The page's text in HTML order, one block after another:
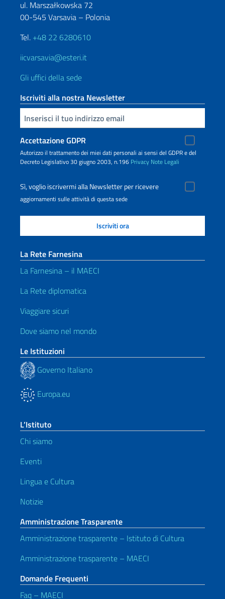
ul. Marszałkowska 72
00-545 Varsavia – Polonia
Tel. +48 22 6280610
iicvarsavia@esteri.it
Gli uffici della sede
Iscriviti alla nostra Newsletter
Inserisci la tua email
Accettazione GDPR
Autorizzo il trattamento dei miei dati personali ai sensi del GDPR e del
Decreto Legislativo 30 giugno 2003, n.196 Privacy Note Legali
Sì, voglio iscrivermi alla Newsletter per ricevere
aggiornamenti sulle attività di questa sede
La Rete Farnesina
La Farnesina – il MAECI
La Rete diplomatica
Viaggiare sicuri
Dove siamo nel mondo
Le Istituzioni
Governo Italiano
Europa.eu
L’Istituto
Chi siamo
Eventi
Lingua e Cultura
Notizie
Amministrazione Trasparente
Amministrazione trasparente – Istituto di Cultura
Amministrazione trasparente – MAECI
Domande Frequenti
Faq – MAECI